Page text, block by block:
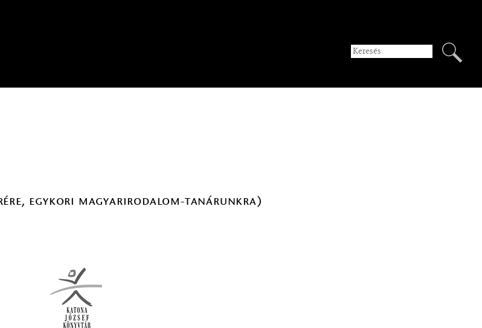
egykori magyarirodalom-tanárunkra)